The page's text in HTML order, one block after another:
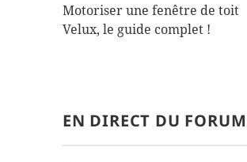
Motoriser une fenêtre de toit
Velux, le guide complet !
EN DIRECT DU FORUM